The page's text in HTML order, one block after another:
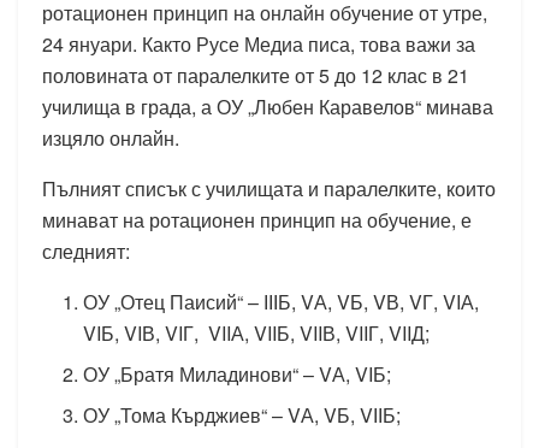
ротационен принцип на онлайн обучение от утре,
24 януари. Както Русе Медиа писа, това важи за
половината от паралелките от 5 до 12 клас в 21
училища в града, а ОУ „Любен Каравелов“ минава
изцяло онлайн.
Пълният списък с училищата и паралелките, които
минават на ротационен принцип на обучение, е
следният:
ОУ „Отец Паисий“ – ІІІБ, VА, VБ, VВ, VГ, VIА,
VIБ, VIВ, VIГ, VIIА, VIIБ, VIIВ, VIIГ, VIIД;
ОУ „Братя Миладинови“ – VА, VIБ;
ОУ „Тома Кърджиев“ – VА, VБ, VІІБ;